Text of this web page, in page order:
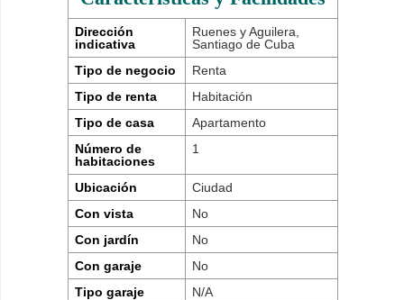
Dirección
indicativa
Ruenes y Aguilera,
Santiago de Cuba
Tipo de negocio
Renta
Tipo de renta
Habitación
Tipo de casa
Apartamento
Número de
habitaciones
1
Ubicación
Ciudad
Con vista
No
Con jardín
No
Con garaje
No
Tipo garaje
N/A